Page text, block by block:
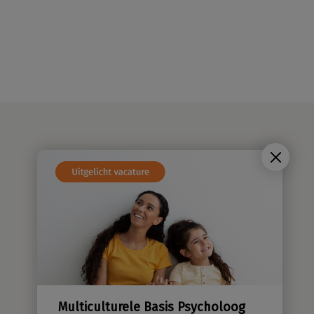
Ambulante begeleiding – Social
Worker in Haarlem, Hoofdorp,